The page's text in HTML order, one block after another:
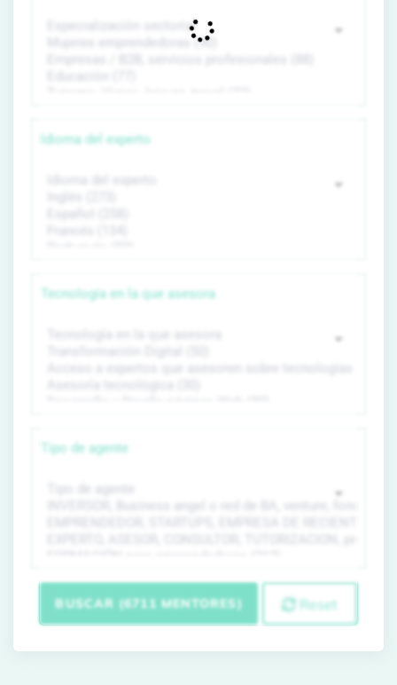
Idioma del experto
Tecnología en la que asesora
Tipo de agente
BUSCAR (6711 MENTORES) Reset